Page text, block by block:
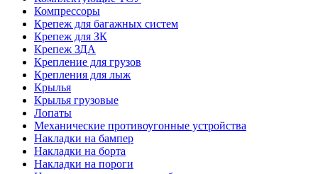
Компрессоры
Крепеж для багажных систем
Крепеж для ЗК
Крепеж ЗДА
Крепление для грузов
Крепления для лыж
Крылья
Крылья грузовые
Лопаты
Механические противоугонные устройства
Накладки на бампер
Накладки на борта
Накладки на пороги